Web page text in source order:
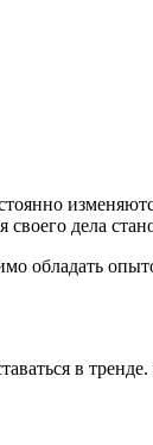
дела
обладать
в